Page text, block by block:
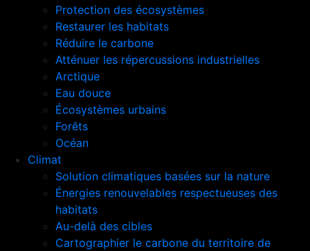
Protection des écosystèmes
Restaurer les habitats
Réduire le carbone
Atténuer les répercussions industrielles
Arctique
Eau douce
Écosystèmes urbains
Forêts
Océan
Climat
Solution climatiques basées sur la nature
Énergies renouvelables respectueuses des
habitats
Au-delà des cibles
Cartographier le carbone du territoire de